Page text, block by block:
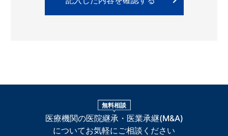
無料相談
医療機関の医院継承・医業承継(M&A)
についてお気軽にご相談ください